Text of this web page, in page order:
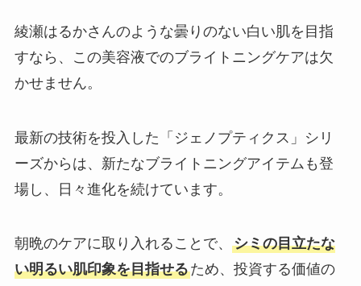
綾瀬はるかさんのような曇りのない白い肌を目指
すなら、この美容液でのブライトニングケアは欠
かせません。
最新の技術を投入した「ジェノプティクス」シリ
ーズからは、新たなブライトニングアイテムも登
場し、日々進化を続けています。
朝晩のケアに取り入れることで、 シミの目立たな
い明るい肌印象を目指せるため、投資する価値の